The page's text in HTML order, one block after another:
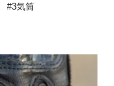
3気筒